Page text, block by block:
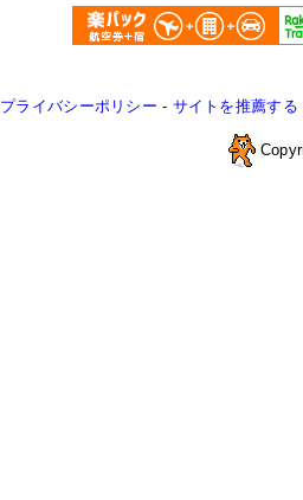
プライバシーポリシー - サイトを推薦する